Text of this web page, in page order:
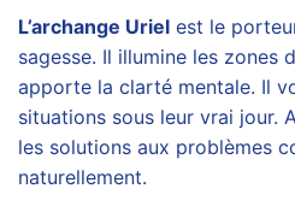
L’archange Uriel est le
sagesse. Il illumine les zones
apporte la clarté mentale. Il
situations sous leur vrai jour.
les solutions aux problèmes
naturellement.